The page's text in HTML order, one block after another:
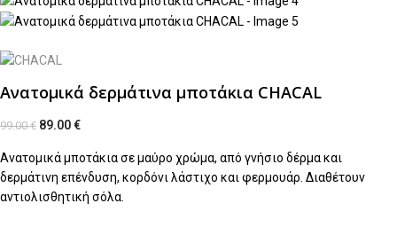
Ανατομικά δερμάτινα μποτάκια CHACAL
99.00€ 89.00€
Ανατομικά μποτάκια σε μαύρο χρώμα, από γνήσιο δέρμα και
δερμάτινη επένδυση, κορδόνι λάστιχο και φερμουάρ. Διαθέτουν
αντιολισθητική σόλα.